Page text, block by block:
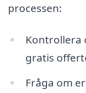
processen:
Kontrollera
gratis
Fråga om